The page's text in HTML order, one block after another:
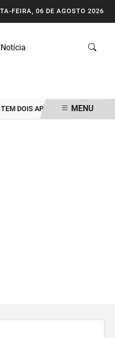
FEIRA, 06 DE AGOSTO 2026
APOSTADORES GANHADORES
MENU